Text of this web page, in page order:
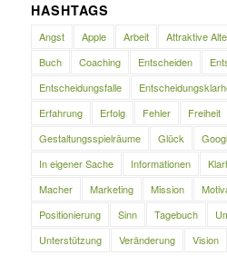
HASHTAGS
Angst Apple Arbeit Attraktive
Buch
Coaching Entscheiden
Entscheidungsfalle
Erfahrung
Erfolg Fehler Freiheit
Gestaltungsspielräume
Glück
In eigener Sache
Informationen
Macher
Marketing Mission
Positionierung
Sinn Tagebuch
Unterstützung
Veränderung Vision